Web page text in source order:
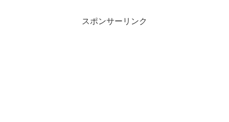
スポンサーリンク